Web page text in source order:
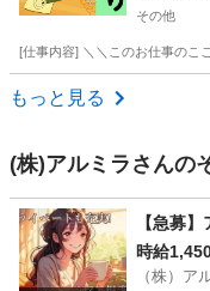
その他
[仕事内容] ＼＼このお仕事
埼玉 その他
もっと見る
(株)アルミラ さんの
【急募
時給
（株）ア